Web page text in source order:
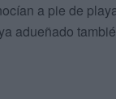
a pie de
adueñado